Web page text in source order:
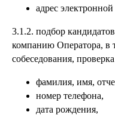
адрес
3.1.2. подбор
компанию Оператора, в
собеседования,
фамилия, имя,
номер телефона,
дата рождения,